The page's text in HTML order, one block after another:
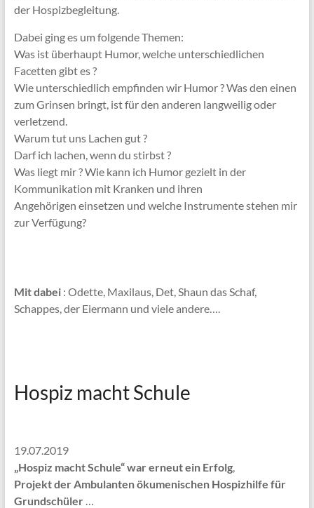
der Hospizbegleitung.
Dabei ging es um folgende Themen:
Was ist überhaupt Humor, welche unterschiedlichen
Facetten gibt es ?
Wie unterschiedlich empfinden wir Humor ? Was den einen
zum Grinsen bringt, ist für den anderen langweilig oder
verletzend.
Warum tut uns Lachen gut ?
Darf ich lachen, wenn du stirbst ?
Was liegt mir ? Wie kann ich Humor gezielt in der
Kommunikation mit Kranken und ihren
Angehörigen einsetzen und welche Instrumente stehen mir
zur Verfügung?
Mit dabei : Odette, Maxilaus, Det, Shaun das Schaf,
Schappes, der Eiermann und viele andere….
Hospiz macht Schule
19.07.2019
„Hospiz macht Schule“ war erneut ein Erfolg,
Projekt der Ambulanten ökumenischen Hospizhilfe für
Grundschüler …